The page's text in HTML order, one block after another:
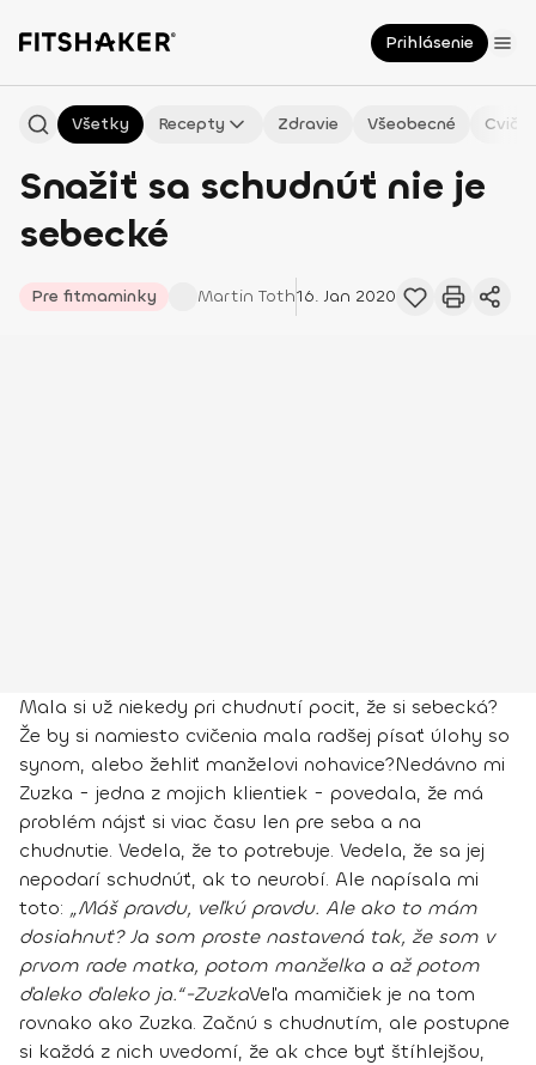
Prihlásenie
Všetky Recepty Zdravie Všeobecné
Snažiť sa schudnúť nie je
sebecké
Pre fitmaminky Martin Toth16. Jan 2020
Mala si už niekedy pri chudnutí pocit, že si sebecká?
Že by si namiesto cvičenia mala radšej písať úlohy so
synom, alebo žehliť manželovi nohavice?Nedávno mi
Zuzka - jedna z mojich klientiek - povedala, že má
problém nájsť si viac času len pre seba a na
chudnutie. Vedela, že to potrebuje. Vedela, že sa jej
nepodarí schudnúť, ak to neurobí. Ale napísala mi
toto: „Máš pravdu, veľkú pravdu. Ale ako to mám
dosiahnuť? Ja som proste nastavená tak, že som v
prvom rade matka, potom manželka a až potom
ďaleko ďaleko ja.“-ZuzkaVeľa mamičiek je na tom
rovnako ako Zuzka. Začnú s chudnutím, ale postupne
si každá z nich uvedomí, že ak chce byť štíhlejšou,